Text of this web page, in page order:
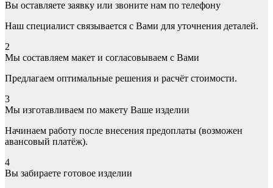
Вы оставляете заявку или звоните нам по телефону
Наш специалист связывается с Вами для уточнения деталей.
2
Мы составляем макет и согласовываем с Вами
Предлагаем оптимальные решения и расчёт стоимости.
3
Мы изготавливаем по макету Ваше изделии
Начинаем работу после внесения предоплаты (возможен
авансовый платёж).
4
Вы забираете готовое изделии